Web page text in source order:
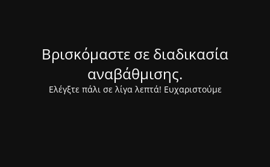
Βρισκόμαστε σε διαδικασία
αναβάθμισης.
Ελέγξτε πάλι σε λίγα λεπτά! Ευχαριστούμε